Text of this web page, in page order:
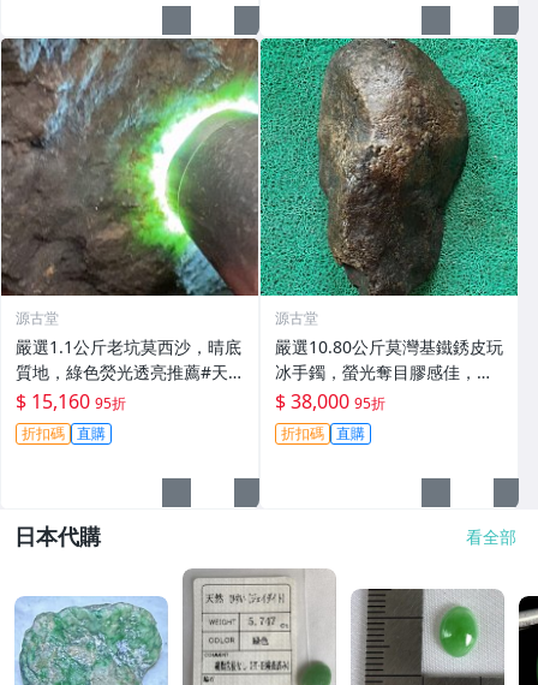
源古堂
嚴選1.1公斤老坑莫西沙，晴底
質地，綠色熒光透亮推薦#天
然翡翠 A貨 翡翠玉石
$ 15,160 95折
折扣碼 直購
源古堂
嚴選10.80公斤莫灣基鐵銹皮玩
冰手鐲，螢光奪目膠感佳，收
藏把玩兩相宜 磯石 標本 翡翠
玉石
$ 38,000 95折
折扣碼 直購
日本代購 看全部